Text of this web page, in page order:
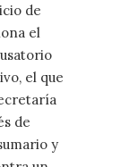
de
el
el que
de
y